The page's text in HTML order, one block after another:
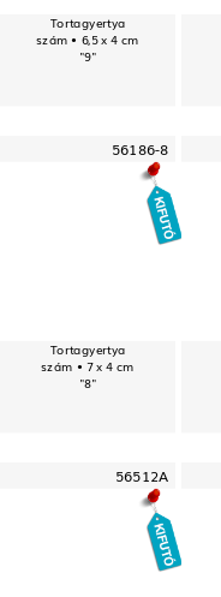
Tortagyertya
szám • 6,5 x 4 cm
"9"
56186-8
Tortagyertya
szám • 7 x 4 cm
"8"
56512A